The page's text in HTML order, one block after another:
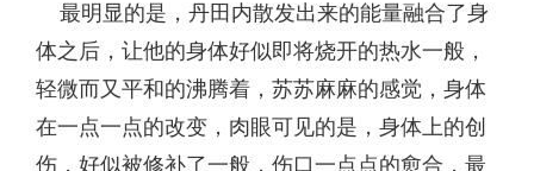
最明显的是，丹田内散发出来的能量融合了身
体之后，让他的身体好似即将烧开的热水一般，
轻微而又平和的沸腾着，苏苏麻麻的感觉，身体
在一点一点的改变，肉眼可见的是，身体上的创
伤，好似被修补了一般，伤口一点点的愈合，最